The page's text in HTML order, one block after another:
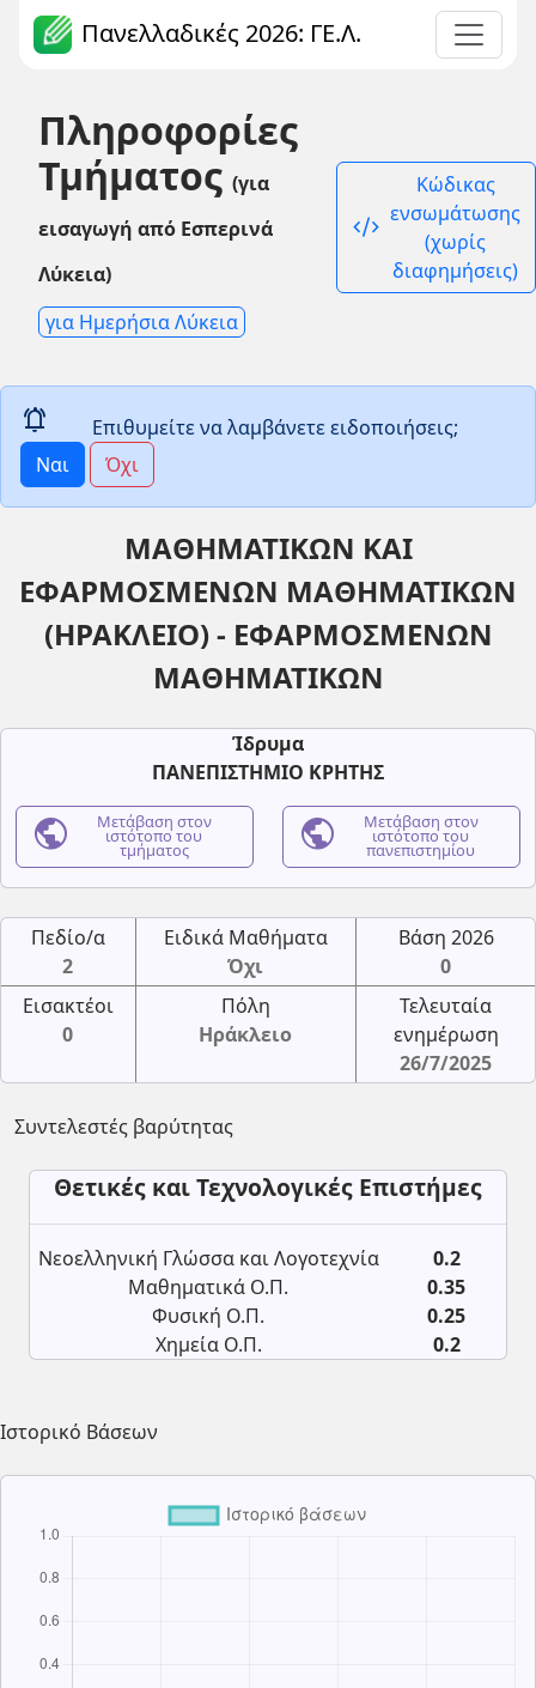
Πανελλαδικές 2026: ΓΕ.Λ.
Πληροφορίες
Τμήματος (για
εισαγωγή από Εσπερινά
Λύκεια)
για Ημερήσια Λύκεια
code_xml
Κώδικας
ενσωμάτωσης
(χωρίς
διαφημήσεις)
notifications_active
Επιθυμείτε να λαμβάνετε ειδοποιήσεις;
Ναι
Όχι
ΜΑΘΗΜΑΤΙΚΩΝ KAI
ΕΦΑΡΜΟΣΜΕΝΩΝ ΜΑΘΗΜΑΤΙΚΩΝ
(ΗΡΑΚΛΕΙΟ) - ΕΦΑΡΜΟΣΜΕΝΩΝ
ΜΑΘΗΜΑΤΙΚΩΝ
Ίδρυμα
ΠΑΝΕΠΙΣΤΗΜΙΟ ΚΡΗΤΗΣ
public Μετάβαση στον
ιστότοπο του
τμήματος public Μετάβαση στον
ιστότοπο του
πανεπιστημίου
Πεδίο/α
2
Ειδικά Μαθήματα
Όχι
Βάση 2026
0
Εισακτέοι
0
Πόλη
Ηράκλειο
Τελευταία
ενημέρωση
26/7/2025
Συντελεστές βαρύτητας
Θετικές και Τεχνολογικές Επιστήμες
Νεοελληνική Γλώσσα και Λογοτεχνία
0.2
Μαθηματικά Ο.Π.
0.35
Φυσική Ο.Π.
0.25
Χημεία Ο.Π.
0.2
Ιστορικό Βάσεων